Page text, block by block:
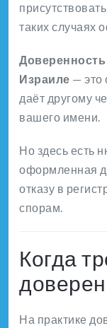
таких случаях
Израиле — это
даёт другому
вашего имени.
Но здесь есть
оформленная
отказу в
спорам.
Когда
На практике